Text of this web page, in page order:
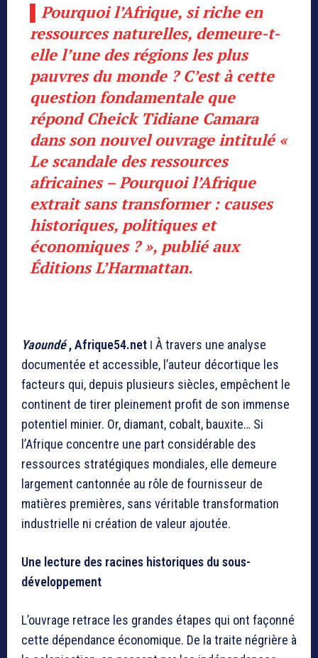
▌Pourquoi l’Afrique, si riche en
ressources naturelles, demeure-t-
elle l’une des régions les plus
pauvres du monde ? C’est à cette
question fondamentale que
répond Cheick Tidiane Camara
dans son nouvel ouvrage intitulé «
Le scandale des ressources
africaines – Pourquoi l’Afrique
extrait sans transformer : causes
historiques, politiques et
économiques ? »,publié aux
Éditions L’Harmattan.
Yaoundé, Afrique54.net ǀ À travers une analyse
documentée et accessible, l’auteur décortique les
facteurs qui, depuis plusieurs siècles, empêchent le
continent de tirer pleinement profit de son immense
potentiel minier. Or, diamant, cobalt, bauxite… Si
l’Afrique concentre une part considérable des
ressources stratégiques mondiales, elle demeure
largement cantonnée au rôle de fournisseur de
matières premières, sans véritable transformation
industrielle ni création de valeur ajoutée.
Une lecture des racines historiques du sous-
développement
L’ouvrage retrace les grandes étapes qui ont façonné
cette dépendance économique. De la traite négrière à